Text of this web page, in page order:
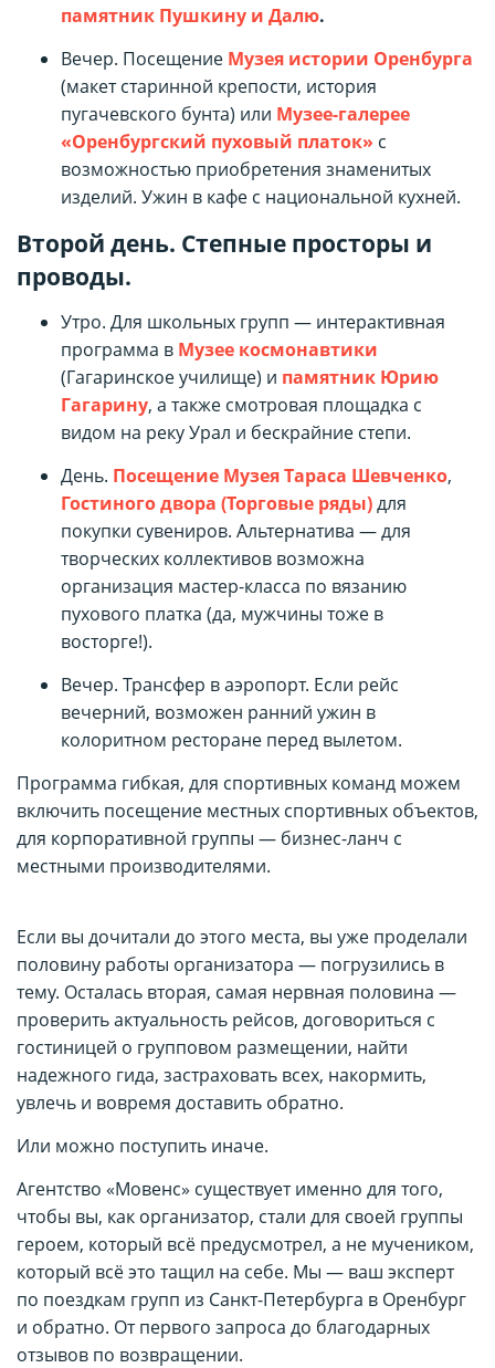
памятник Пушкину и Далю.
Вечер. Посещение Музея истории Оренбурга
(макет старинной крепости, история
пугачевского бунта) или Музее-галерее
«Оренбургский пуховый платок» с
возможностью приобретения знаменитых
изделий. Ужин в кафе с национальной кухней.
Второй день. Степные просторы и
проводы.
Утро. Для школьных групп — интерактивная
программа в Музее космонавтики
(Гагаринское училище) и памятник Юрию
Гагарину, а также смотровая площадка с
видом на реку Урал и бескрайние степи.
День. Посещение Музея Тараса Шевченко,
Гостиного двора (Торговые ряды)для
покупки сувениров. Альтернатива — для
творческих коллективов возможна
организация мастер-класса по вязанию
пухового платка (да, мужчины тоже в
восторге!).
Вечер. Трансфер в аэропорт. Если рейс
вечерний, возможен ранний ужин в
колоритном ресторане перед вылетом.
Программа гибкая, для спортивных команд можем
включить посещение местных спортивных объектов,
для корпоративной группы — бизнес-ланч с
местными производителями.
Если вы дочитали до этого места, вы уже проделали
половину работы организатора — погрузились в
тему. Осталась вторая, самая нервная половина —
проверить актуальность рейсов, договориться с
гостиницей о групповом размещении, найти
надежного гида, застраховать всех, накормить,
увлечь и вовремя доставить обратно.
Или можно поступить иначе.
Агентство «Мовенс» существует именно для того,
чтобы вы, как организатор, стали для своей группы
героем, который всё предусмотрел, а не мучеником,
который всё это тащил на себе. Мы — ваш эксперт
по поездкам групп из Санкт-Петербурга в Оренбург
и обратно. От первого запроса до благодарных
отзывов по возвращении.